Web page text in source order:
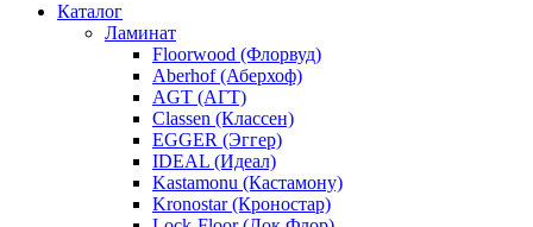
Каталог
Ламинат
Floorwood (Флорвуд)
Aberhof (Аберхоф)
AGT (АГТ)
Classen (Классен)
EGGER (Эггер)
IDEAL (Идеал)
Kastamonu (Кастамону)
Kronostar (Кроностар)